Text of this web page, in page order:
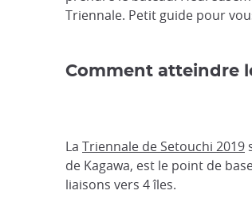
Triennale. Petit guide pour
Comment atteindre
La Triennale de Setouchi 2019
de Kagawa, est le point de
liaisons vers 4 îles.